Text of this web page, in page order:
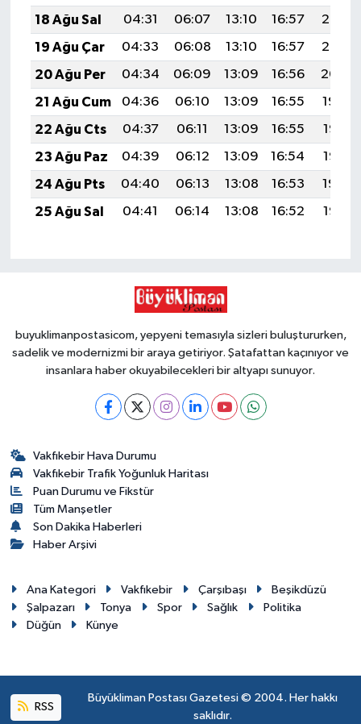
18 Ağu Sal
04:31 06:07 13:10 16:57
20:03
19 Ağu Çar
04:33 06:08 13:10 16:57
20:02
20 Ağu Per
04:34 06:09 13:09 16:56
20:00
21 Ağu Cum
04:36 06:10 13:09 16:55
19:59
22 Ağu Cts
04:37 06:11 13:09 16:55
19:57
23 Ağu Paz
04:39 06:12 13:09 16:54
19:56
24 Ağu Pts
04:40 06:13 13:08 16:53
19:54
25 Ağu Sal
04:41 06:14 13:08 16:52 19:53
buyuklimanpostasicom, yepyeni temasıyla sizleri buluştururken,
sadelik ve modernizmi bir araya getiriyor. Şatafattan kaçınıyor ve
insanlara haber okuyabilecekleri bir altyapı sunuyor.
Vakfıkebir Hava Durumu
Vakfıkebir Trafik Yoğunluk Haritası
Puan Durumu ve Fikstür
Tüm Manşetler
Son Dakika Haberleri
Haber Arşivi
Ana Kategori Vakfıkebir Çarşıbaşı
Beşikdüzü
Şalpazarı
Tonya Spor Sağlık
Politika
Düğün
Künye
RSS
Büyükliman Postası Gazetesi © 2004. Her hakkı
saklıdır.